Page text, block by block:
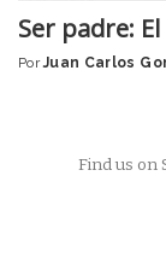
Ser padre:
Posted
Por Juan Carlos
Find us on